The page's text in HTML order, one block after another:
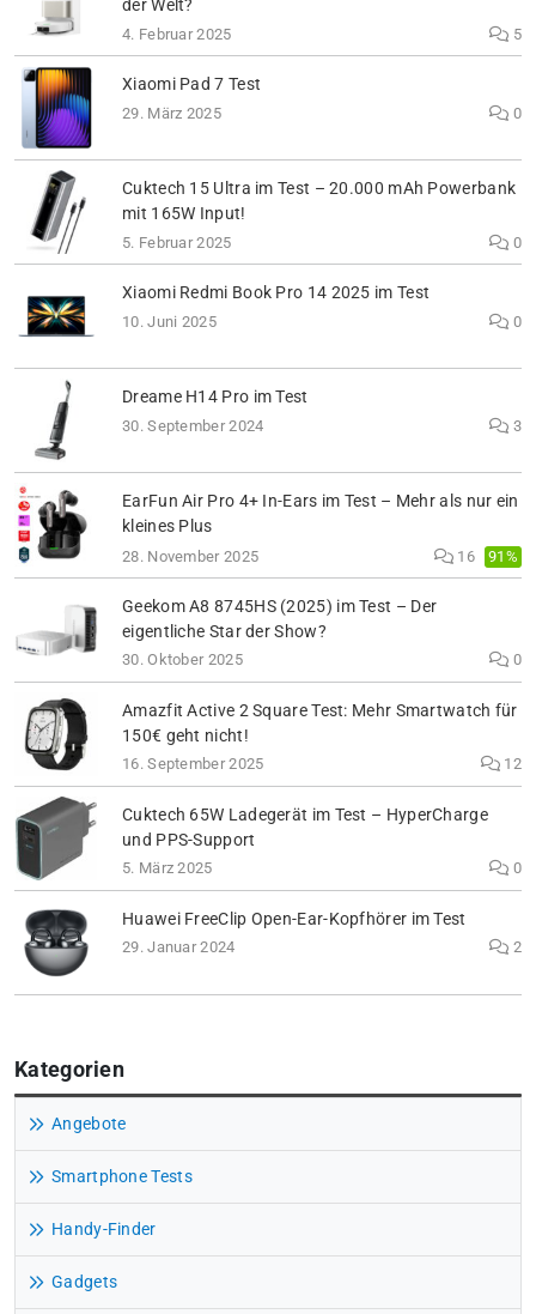
der Welt?
4. Februar 2025 5
Xiaomi Pad 7 Test
29. März 2025 0
Cuktech 15 Ultra im Test – 20.000 mAh Powerbank
mit 165W Input!
5. Februar 2025 0
Xiaomi Redmi Book Pro 14 2025 im Test
10. Juni 2025 0
Dreame H14 Pro im Test
30. September 2024 3
EarFun Air Pro 4+ In-Ears im Test – Mehr als nur ein
kleines Plus
28. November 2025 16 91%
Geekom A8 8745HS (2025) im Test – Der
eigentliche Star der Show?
30. Oktober 2025 0
Amazfit Active 2 Square Test: Mehr Smartwatch für
150€ geht nicht!
16. September 2025 12
Cuktech 65W Ladegerät im Test – HyperCharge
und PPS-Support
5. März 2025 0
Huawei FreeClip Open-Ear-Kopfhörer im Test
29. Januar 2024 2
Kategorien
Angebote
Smartphone Tests
Handy-Finder
Gadgets